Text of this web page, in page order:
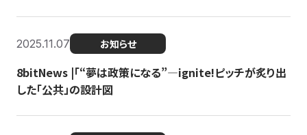
2025.11.07 お知らせ
8bitNews |「“夢は政策になる”—ignite!ピッチが炙り出
した「公共」の設計図